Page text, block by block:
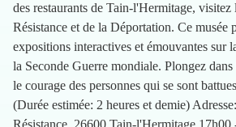
des restaurants de Tain-l'Hermitage, visitez
Résistance et de la Déportation. Ce musée
expositions interactives et émouvantes sur
la Seconde Guerre mondiale. Plongez
le courage des personnes qui se sont
(Durée estimée: 2 heures et demie)
Résistance, 26600 Tain-l'Hermitage